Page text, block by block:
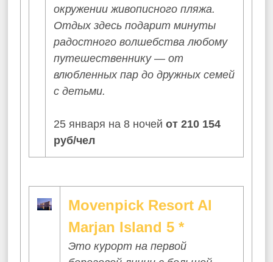
окружении живописного пляжа.
Отдых здесь подарит минуты
радостного волшебства любому
путешественнику — от
влюбленных пар до дружных семей
с детьми.
25 января на 8 ночей от 210 154
руб/чел
Movenpick Resort Al
Marjan Island 5 *
Это курорт на первой